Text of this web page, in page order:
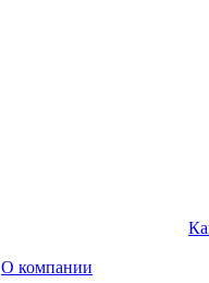
О компании